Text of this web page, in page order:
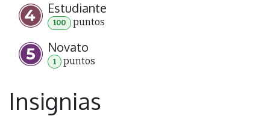
Estudiante
100 puntos
Novato
1 puntos
Insignias